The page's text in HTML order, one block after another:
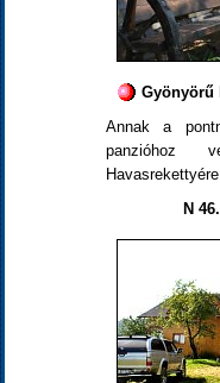
Gyönyörű
Annak a
panzióhoz
N